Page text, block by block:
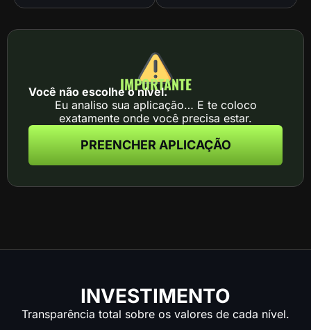
IMPORTANTE
Você não escolhe o nível.
Eu analiso sua aplicação… E te coloco
exatamente onde você precisa estar.
PREENCHER APLICAÇÃO
INVESTIMENTO
Transparência total sobre os valores de cada nível.